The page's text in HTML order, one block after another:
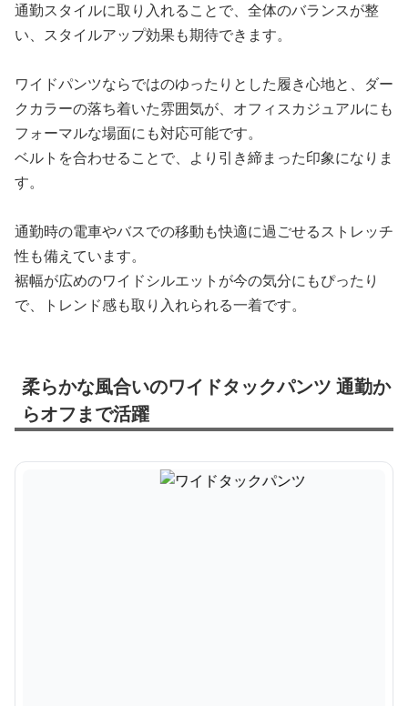
通勤スタイルに取り入れることで、全体のバランスが整
い、スタイルアップ効果も期待できます。
ワイドパンツならではのゆったりとした履き心地と、ダー
クカラーの落ち着いた雰囲気が、オフィスカジュアルにも
フォーマルな場面にも対応可能です。
ベルトを合わせることで、より引き締まった印象になりま
す。
通勤時の電車やバスでの移動も快適に過ごせるストレッチ
性も備えています。
裾幅が広めのワイドシルエットが今の気分にもぴったり
で、トレンド感も取り入れられる一着です。
柔らかな風合いのワイドタックパンツ 通勤か
らオフまで活躍